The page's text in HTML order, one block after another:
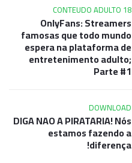
CONTEUDO ADULTO 18
OnlyFans: Streamers
famosas que todo mundo
espera na plataforma de
entretenimento adulto;
Parte #1
DOWNLOAD
DIGA NAO A PIRATARIA! Nós
estamos fazendo a
diferença!